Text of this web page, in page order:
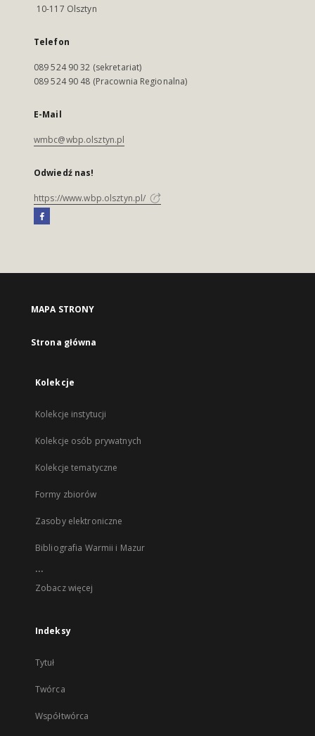
10-117 Olsztyn
Telefon
089 524 90 32 (sekretariat)
089 524 90 48 (Pracownia Regionalna)
E-Mail
wmbc@wbp.olsztyn.pl
Odwiedź nas!
https://www.wbp.olsztyn.pl/
MAPA STRONY
Strona główna
Kolekcje
Kolekcje instytucji
Kolekcje osób prywatnych
Kolekcje tematyczne
Formy zbiorów
Zasoby elektroniczne
Bibliografia Warmii i Mazur
...
Zobacz więcej
Indeksy
Tytuł
Twórca
Współtwórca